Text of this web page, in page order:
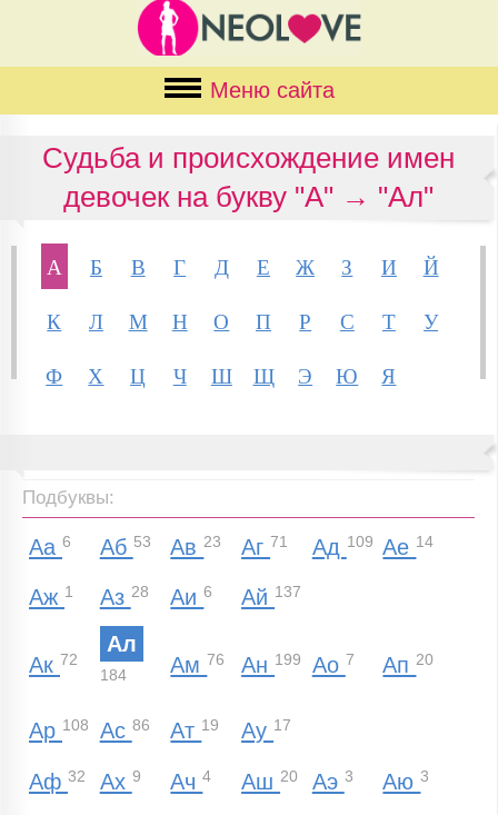
Меню сайта
Судьба и происхождение имен
девочек на букву "А" → "Ал"
А Б В Г Д Е Ж З И
Й
К
Л М Н О П Р С Т
У
Ф
Х Ц Ч Ш Щ Э Ю Я
Подбуквы:
Аа 6 Аб 53 Ав23 Аг 71 Ад 109 Ае 14
Аж 1 Аз 28 Аи6 Ай 137
Ак 72
Ал
184 Ам 76 Ан 199 Ао 7 Ап20
Ар 108 Ас 86 Ат 19 Ау 17
Аф 32 Ах 9 Ач4 Аш20 Аэ 3 Аю3